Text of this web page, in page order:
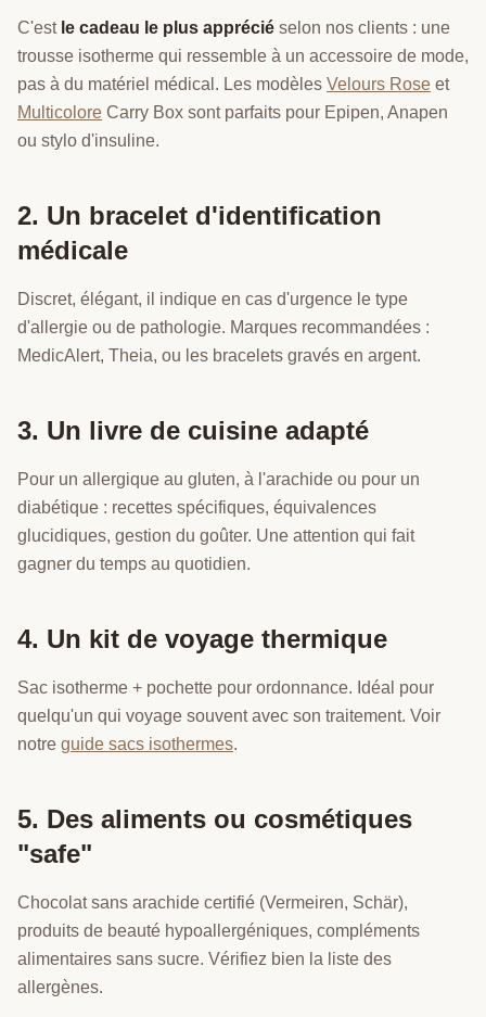
C'est le cadeau le plus apprécié selon nos clients : une
trousse isotherme qui ressemble à un accessoire de mode,
pas à du matériel médical. Les modèles Velours Rose et
Multicolore Carry Box sont parfaits pour Epipen, Anapen
ou stylo d'insuline.
2. Un bracelet d'identification
médicale
Discret, élégant, il indique en cas d'urgence le type
d'allergie ou de pathologie. Marques recommandées :
MedicAlert, Theia, ou les bracelets gravés en argent.
3. Un livre de cuisine adapté
Pour un allergique au gluten, à l'arachide ou pour un
diabétique : recettes spécifiques, équivalences
glucidiques, gestion du goûter. Une attention qui fait
gagner du temps au quotidien.
4. Un kit de voyage thermique
Sac isotherme + pochette pour ordonnance. Idéal pour
quelqu'un qui voyage souvent avec son traitement. Voir
notre guide sacs isothermes.
5. Des aliments ou cosmétiques
"safe"
Chocolat sans arachide certifié (Vermeiren, Schär),
produits de beauté hypoallergéniques, compléments
alimentaires sans sucre. Vérifiez bien la liste des
allergènes.